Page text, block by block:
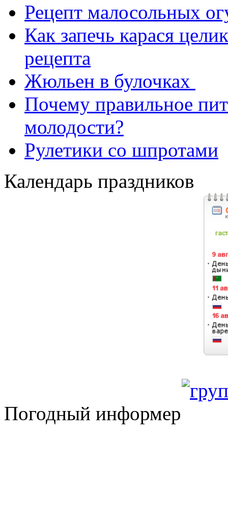
Рецепт малосольных
Как запечь карася
рецепта
Жюльен в булочках
Почему правильное
молодости?
Рулетики со шпротами
Календарь праздников
Погодный информер